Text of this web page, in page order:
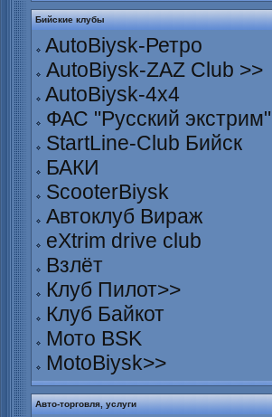
Бийские клубы
AutoBiysk-Ретро
AutoBiysk-ZAZ Club >>
AutoBiysk-4x4
ФАС "Русский экстрим"
StartLine-Club Бийск
БАКИ
ScooterBiysk
Автоклуб Вираж
eXtrim drive club
Взлёт
Клуб Пилот>>
Клуб Байкот
Мото BSK
MotoBiysk>>
Авто-торговля, услуги